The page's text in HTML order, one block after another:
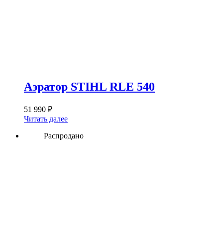
Аэратор STIHL RLE 540
51 990 ₽
Читать далее
Распродано